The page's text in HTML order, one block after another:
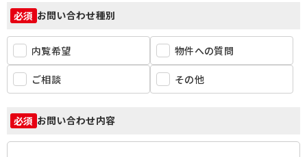
必須 お問い合わせ種別
内覧希望 物件への質問
ご相談 その他
必須 お問い合わせ内容